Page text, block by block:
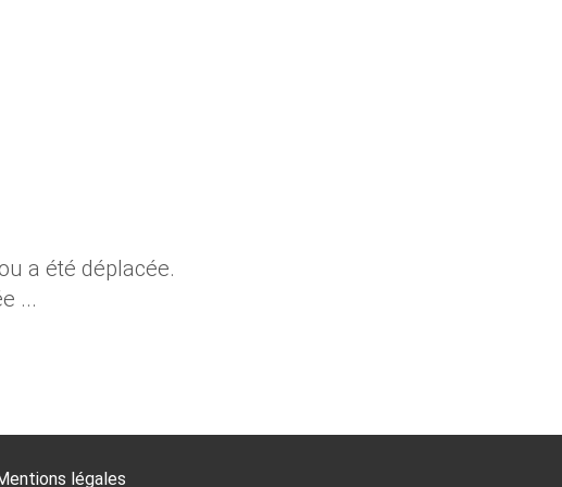
a été déplacée.
...
légales